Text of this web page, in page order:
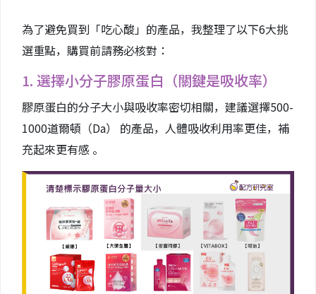
為了避免買到「吃心酸」的產品，我整理了以下6大挑
選重點，購買前請務必核對：
1. 選擇小分子膠原蛋白（關鍵是吸收率）
膠原蛋白的分子大小與吸收率密切相關，建議選擇500-
1000道爾頓（Da） 的產品，人體吸收利用率更佳，補
充起來更有感 。